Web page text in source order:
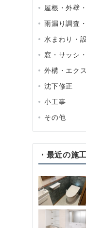
屋根・外壁
雨漏り調査
水まわり・
窓・サッシ
外構・エク
沈下修正
小工事
その他
・最近の施